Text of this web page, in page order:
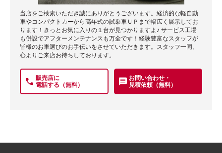
当店をご検索いただき誠にありがとうございます。経済的な軽自動
車やコンパクトカーから高年式の試乗車ＵＰまで幅広く展示してお
ります！きっとお気に入りの１台が見つかりますよ♪ サービス工場
も併設でアフターメンテナンスも万全です！経験豊富なスタッフが
皆様のお車選びのお手伝いをさせていただきます。スタッフ一同、
心よりご来店お待ちしております。
販売店に
電話する（無料）
お問い合わせ・
見積依頼（無料）